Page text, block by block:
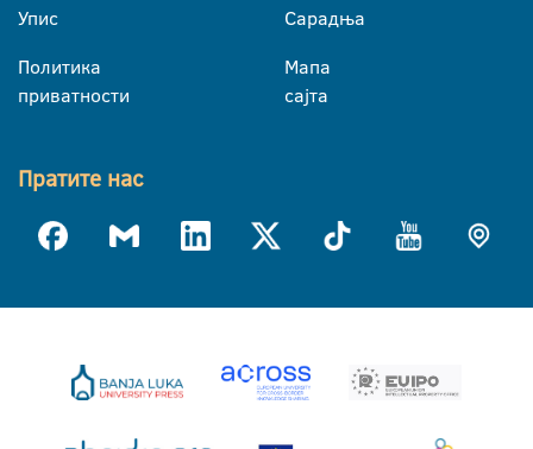
Упис
Политика
приватности
Сарадња
Мапа
сајта
Пратите нас